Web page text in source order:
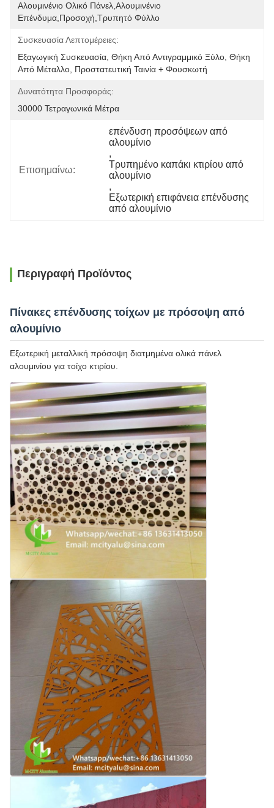
Αλουμινένιο Ολικό Πάνελ,αλουμινένιο
Επένδυμα,προσοχή,τρυπητό Φύλλο
Συσκευασία Λεπτομέρειες:
Εξαγωγική Συσκευασία, Θήκη Από Αντιγραμμικό Ξύλο, Θήκη
Από Μέταλλο, Προστατευτική Ταινία + Φουσκωτή
Δυνατότητα Προσφοράς:
30000 Τετραγωνικά Μέτρα
Επισημαίνω:
επένδυση προσόψεων από
αλουμίνιο
,
Τρυπημένο καπάκι κτιρίου από
αλουμίνιο
,
Εξωτερική επιφάνεια επένδυσης
από αλουμίνιο
Περιγραφή Προϊόντος
Πίνακες επένδυσης τοίχων με πρόσοψη από
αλουμίνιο
Εξωτερική μεταλλική πρόσοψη διατμημένα ολικά πάνελ
αλουμινίου για τοίχο κτιρίου.